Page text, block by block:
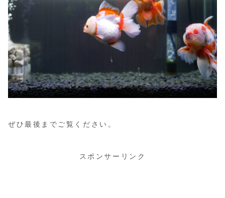
ぜひ最後までご覧ください。
スポンサーリンク